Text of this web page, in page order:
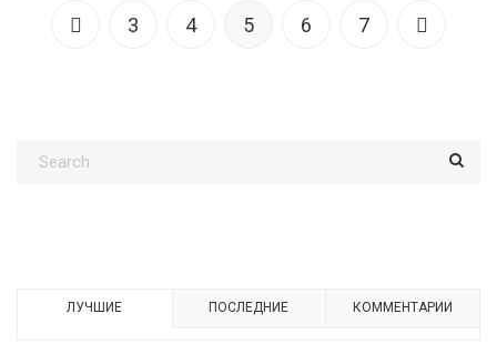
3 4 5 6 7
ЛУЧШИЕ ПОСЛЕДНИЕ КОММЕНТАРИИ